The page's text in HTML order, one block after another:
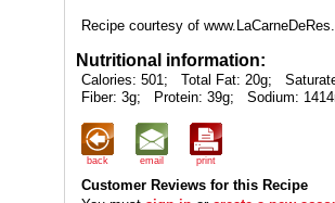
Recipe courtesy of
Nutritional information:
Calories: 501; Total Fat: 20g;
Fiber: 3g;
Protein: 39g; Sodium:
back email print
Customer Reviews for this Recipe